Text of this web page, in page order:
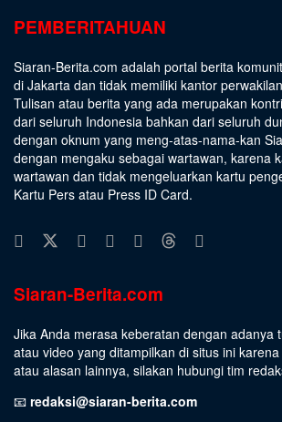
PEMBERITAHUAN
Siaran-Berita.com adalah portal berita
di Jakarta dan tidak memiliki kantor
Tulisan atau berita yang ada merupakan
dari seluruh Indonesia bahkan dari seluruh
dengan oknum yang meng-atas-nama-kan
dengan mengaku sebagai wartawan, karena
wartawan dan tidak mengeluarkan kartu
Kartu Pers atau Press ID Card.
Siaran-Berita.com
Jika Anda merasa keberatan dengan adanya
atau video yang ditampilkan di situs ini
atau alasan lainnya, silakan hubungi tim
📧 redaksi@siaran-berita.com